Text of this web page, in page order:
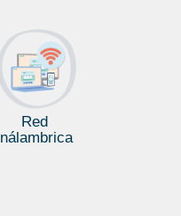
Red